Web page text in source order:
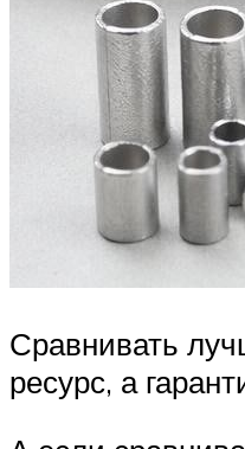
Сравнивать
ресурс, а